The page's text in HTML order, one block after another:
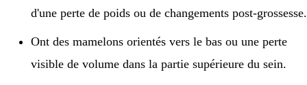
d'une perte de poids ou de changements post-grossesse.
Ont des mamelons orientés vers le bas ou une perte
visible de volume dans la partie supérieure du sein.